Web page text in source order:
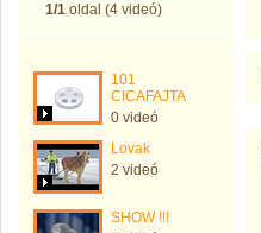
1/1 oldal (4 videó)
101
CICAFAJTA
0 videó
Lovak
2 videó
SHOW !!!